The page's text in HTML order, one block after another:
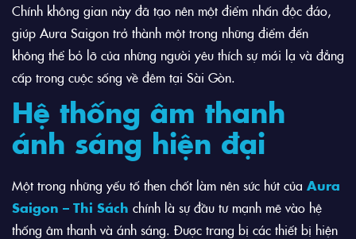
Chính không gian này đã tạo nên một điểm nhấn độc đáo,
giúp Aura Saigon trở thành một trong những điểm đến
không thể bỏ lỡ của những người yêu thích sự mới lạ và đẳng
cấp trong cuộc sống về đêm tại Sài Gòn.
Hệ thống âm thanh
ánh sáng hiện đại
Một trong những yếu tố then chốt làm nên sức hút của Aura
Saigon – Thi Sách chính là sự đầu tư mạnh mẽ vào hệ
thống âm thanh và ánh sáng. Được trang bị các thiết bị hiện